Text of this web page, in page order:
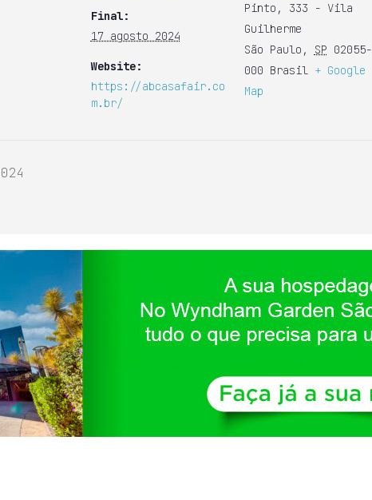
Final:
17 agosto 2024
Website:
https://abcasafair.co
m.br/
Pinto, 333 - Vila
Guilherme
São Paulo , SP 02055-
000 Brasil + Google
Map